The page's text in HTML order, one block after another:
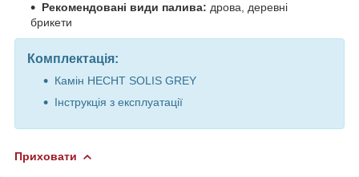
Рекомендовані види палива: дрова, деревні
брикети
Комплектація:
Камін HECHT SOLIS GREY
Інструкція з експлуатації
Приховати